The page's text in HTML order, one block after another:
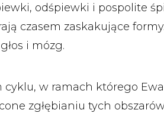
odśpiewki i pospolite
czasem zaskakujące
i mózg.
cyklu, w ramach którego
zgłębianiu tych